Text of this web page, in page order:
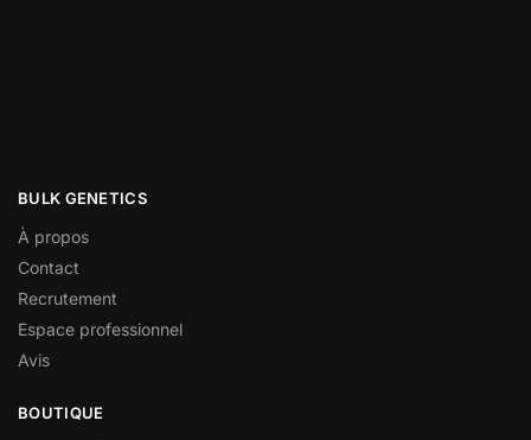
BULK GENETICS
À propos
Contact
Recrutement
Espace professionnel
Avis
BOUTIQUE